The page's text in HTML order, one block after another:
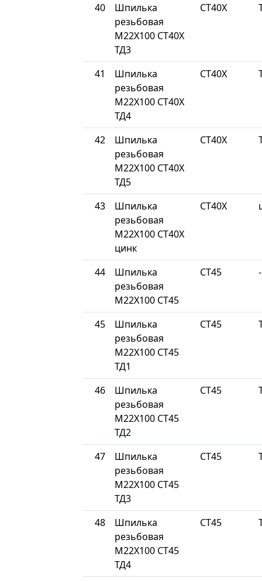
40
Шпилька
резьбовая
М22Х100 СТ40Х
ТД3
СТ40Х
41
Шпилька
резьбовая
М22Х100 СТ40Х
ТД4
СТ40Х
42
Шпилька
резьбовая
М22Х100 СТ40Х
ТД5
СТ40Х
43
Шпилька
резьбовая
М22Х100 СТ40Х
цинк
СТ40Х
44
Шпилька
резьбовая
М22Х100 СТ45
СТ45 -
45
Шпилька
резьбовая
М22Х100 СТ45
ТД1
СТ45
46
Шпилька
резьбовая
М22Х100 СТ45
ТД2
СТ45
47
Шпилька
резьбовая
М22Х100 СТ45
ТД3
СТ45
48
Шпилька
резьбовая
М22Х100 СТ45
ТД4
СТ45